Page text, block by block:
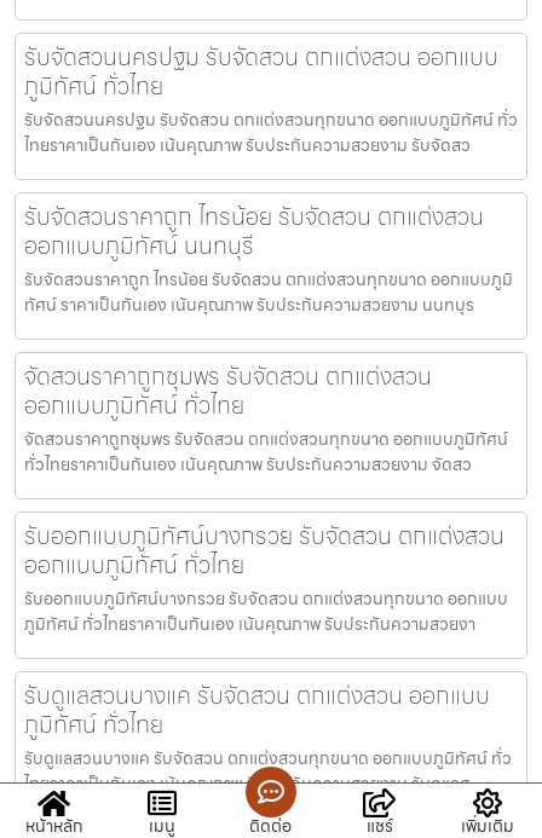
รับจัดสวนนครปฐม รับจัดสวน ตกแต่งสวน ออกแบบ
ภูมิทัศน์ ทั่วไทย
รับจัดสวนนครปฐม รับจัดสวน ตกแต่งสวนทุกขนาด ออกแบบภูมิทัศน์ ทั่ว
ไทยราคาเป็นกันเอง เน้นคุณภาพ รับประกันความสวยงาม รับจัดสว
รับจัดสวนราคาถูก ไทรน้อย รับจัดสวน ตกแต่งสวน
ออกแบบภูมิทัศน์ นนทบุรี
รับจัดสวนราคาถูก ไทรน้อย รับจัดสวน ตกแต่งสวนทุกขนาด ออกแบบภูมิ
ทัศน์ ราคาเป็นกันเอง เน้นคุณภาพ รับประกันความสวยงาม นนทบุร
จัดสวนราคาถูกชุมพร รับจัดสวน ตกแต่งสวน
ออกแบบภูมิทัศน์ ทั่วไทย
จัดสวนราคาถูกชุมพร รับจัดสวน ตกแต่งสวนทุกขนาด ออกแบบภูมิทัศน์
ทั่วไทยราคาเป็นกันเอง เน้นคุณภาพ รับประกันความสวยงาม จัดสว
รับออกแบบภูมิทัศน์บางกรวย รับจัดสวน ตกแต่งสวน
ออกแบบภูมิทัศน์ ทั่วไทย
รับออกแบบภูมิทัศน์บางกรวย รับจัดสวน ตกแต่งสวนทุกขนาด ออกแบบ
ภูมิทัศน์ ทั่วไทยราคาเป็นกันเอง เน้นคุณภาพ รับประกันความสวยงา
รับดูแลสวนบางแค รับจัดสวน ตกแต่งสวน ออกแบบ
ภูมิทัศน์ ทั่วไทย
รับดูแลสวนบางแค รับจัดสวน ตกแต่งสวนทุกขนาด ออกแบบภูมิทัศน์ ทั่ว
ไทยราคาเป็นกันเอง เน้นคุณภาพ รับประกันความสวยงาม รับดูแลส
หน้าหลัก เมนู ติดต่อ แชร์ เพิ่มเติม